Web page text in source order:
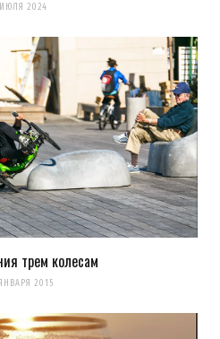
2024
трем колесам
2015